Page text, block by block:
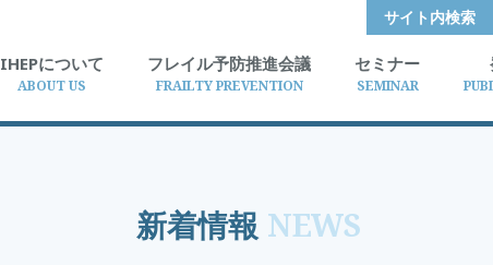
サイト内検索
IHEPについて
ABOUT US
フレイル予防推進会議
FRAILTY PREVENTION
セミナー
SEMINAR
新着情報 NEWS